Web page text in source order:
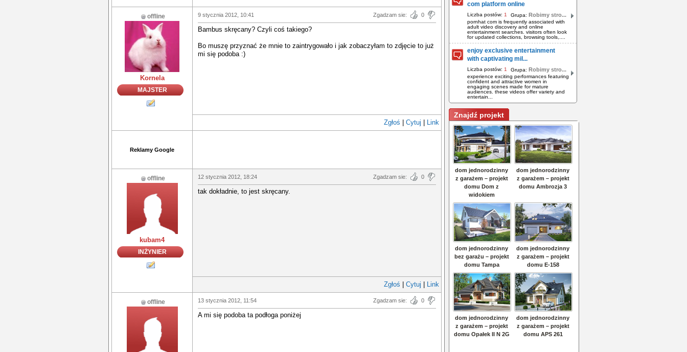
offline
Kornela
MAJSTER
9 stycznia 2012, 10:41 Zgadzam sie: 0
Bambus skręcany? Czyli coś takiego?
Bo muszę przyznać że mnie to zaintrygowało i jak zobaczyłam to zdjęcie to już
mi się podoba :)
Zgłoś Cytuj Link
Reklamy Google
offline
kubam4
INŻYNIER
12 stycznia 2012, 18:24 Zgadzam sie: 0
tak dokładnie, to jest skręcany.
Zgłoś Cytuj Link
offline 13 stycznia 2012, 11:54 Zgadzam sie: 0
A mi się podoba ta podłoga poniżej
com platform online
Liczba postów: 1 Grupa: Robimy stro...
pornhat com is frequently associated with
adult video discovery and online
entertainment searches. visitors often look
for updated collections, browsing tools,....
enjoy exclusive entertainment
with captivating mil...
Liczba postów: 1 Grupa: Robimy stro...
experience exciting performances featuring
confident and attractive women in
engaging scenes made for mature
audiences. these videos offer variety and
entertain...
Znajdź projekt